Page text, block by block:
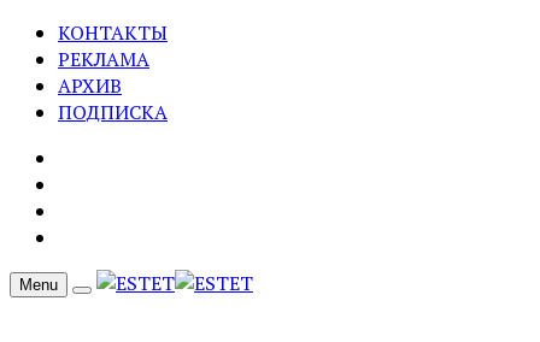
КОНТАКТЫ
РЕКЛАМА
АРХИВ
ПОДПИСКА
Menu